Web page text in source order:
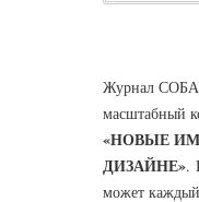
Журнал
масштабный
«НОВЫЕ
ДИЗАЙНЕ».
может